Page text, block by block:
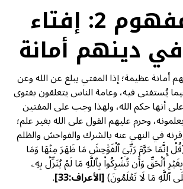
392 – مفهوم 2: إفتاء
دينهم أمانة
أمانة عظيمة؛ إذا المفتي يبلغ عن الله وعن
يُستفتى فيه، وعامة الناس يتعلقون بفتوى
أنها حكم الله، ولهذا وجب على المفتين
وحرم عليهم القول على الله بغير علم؛
في النهي عنه بالشرك والفواحش والظلم
(قُلۡ إِنَّمَا حَرَّمَ رَبِّيَ ٱلۡفَوَٰحِشَ مَا ظَهَرَ مِنۡهَا وَمَا
ٱلۡحَقِّ وَأَن تُشۡرِكُواْ بِٱللَّهِ مَا لَمۡ يُنَزِّلۡ بِهِۦ
ٱللَّهِ مَا لَا تَعۡلَمُونَ)[الأعراف:33]
.